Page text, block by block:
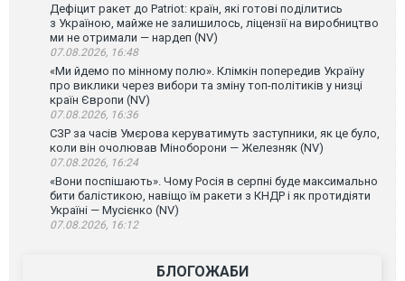
Дефіцит ракет до Patriot: країн, які готові поділитись
з Україною, майже не залишилось, ліцензії на виробництво
ми не отримали — нардеп (NV)
07.08.2026, 16:48
«Ми йдемо по мінному полю». Клімкін попередив Україну
про виклики через вибори та зміну топ-політиків у низці
країн Європи (NV)
07.08.2026, 16:36
СЗР за часів Умєрова керуватимуть заступники, як це було,
коли він очолював Міноборони — Железняк (NV)
07.08.2026, 16:24
«Вони поспішають». Чому Росія в серпні буде максимально
бити балістикою, навіщо їм ракети з КНДР і як протидіяти
Україні — Мусієнко (NV)
07.08.2026, 16:12
БЛОГОЖАБИ